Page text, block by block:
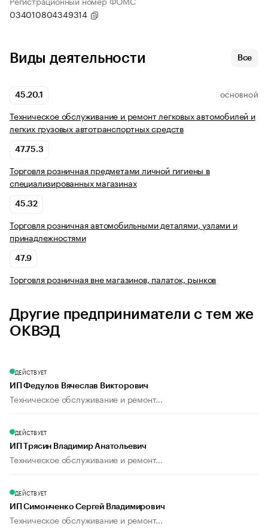
034010804349314
Виды деятельности Все
45.20.1 ОСНОВНОЙ
Техническое обслуживание и ремонт легковых автомобилей и
легких грузовых автотранспортных средств
47.75.3
Торговля розничная предметами личной гигиены в
специализированных магазинах
45.32
Торговля розничная автомобильными деталями, узлами и
принадлежностями
47.9
Торговля розничная вне магазинов, палаток, рынков
Другие предприниматели с тем же
ОКВЭД
ДЕЙСТВУЕТ
ИП Федулов Вячеслав Викторович
Техническое обслуживание и ремонт...
ДЕЙСТВУЕТ
ИП Трясин Владимир Анатольевич
Техническое обслуживание и ремонт...
ДЕЙСТВУЕТ
ИП Симонченко Сергей Владимирович
Техническое обслуживание и ремонт...